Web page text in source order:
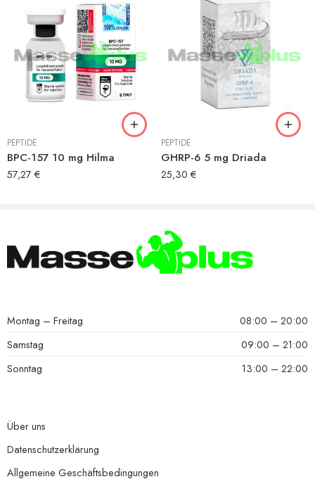
PEPTIDE
BPC-157 10 mg Hilma
57,27 €
PEPTIDE
GHRP-6 5 mg Driada
25,30 €
Montag – Freitag
08:00 – 20:00
Samstag
09:00 – 21:00
Sonntag
13:00 – 22:00
Über uns
Datenschutzerklärung
Allgemeine Geschäftsbedingungen